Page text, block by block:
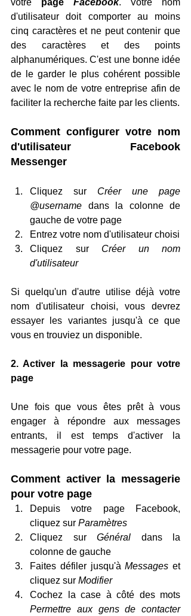
votre page Facebook. Votre nom
d'utilisateur doit comporter au moins
cinq caractères et ne peut contenir que
des caractères et des points
alphanumériques. C'est une bonne idée
de le garder le plus cohérent possible
avec le nom de votre entreprise afin de
faciliter la recherche faite par les clients.
Comment configurer votre nom
d'utilisateur Facebook
Messenger
Cliquez sur Créer une page
@username dans la colonne de
gauche de votre page
Entrez votre nom d'utilisateur choisi
Cliquez sur Créer un nom
d'utilisateur
Si quelqu'un d'autre utilise déjà votre
nom d'utilisateur choisi, vous devrez
essayer les variantes jusqu'à ce que
vous en trouviez un disponible.
2. Activer la messagerie pour votre
page
Une fois que vous êtes prêt à vous
engager à répondre aux messages
entrants, il est temps d'activer la
messagerie pour votre page.
Comment activer la messagerie
pour votre page
Depuis votre page Facebook,
cliquez sur Paramètres
Cliquez sur Général dans la
colonne de gauche
Faites défiler jusqu'à Messages et
cliquez sur Modifier
Cochez la case à côté des mots
Permettre aux gens de contacter